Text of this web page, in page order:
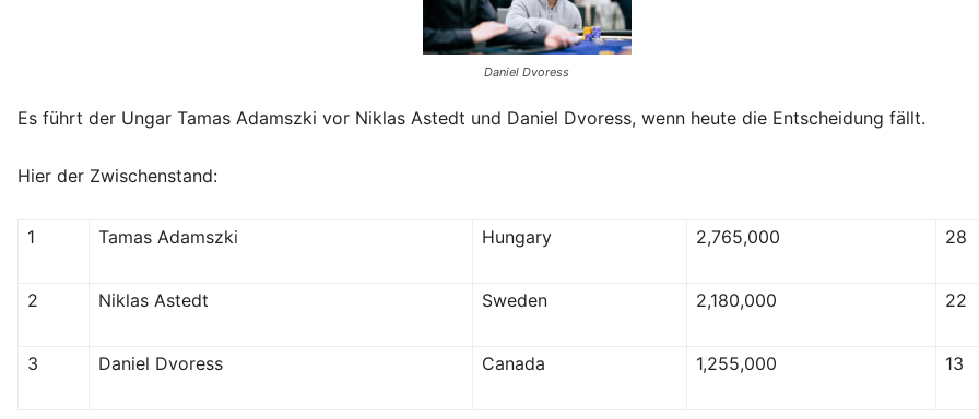
Daniel Dvoress
Es führt der Ungar Tamas Adamszki vor Niklas Astedt und Daniel Dvoress, wenn heute die Entscheidung fällt.
Hier der Zwischenstand:
1 Tamas Adamszki Hungary 2,765,000 28
2 Niklas Astedt Sweden 2,180,000 22
3 Daniel Dvoress Canada 1,255,000 13